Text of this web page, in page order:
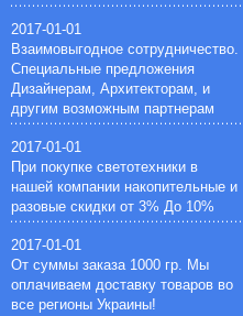
2017-01-01
Взаимовыгодное сотрудничество.
Специальные предложения
Дизайнерам, Архитекторам, и
другим возможным партнерам
2017-01-01
При покупке светотехники в
нашей компании накопительные и
разовые скидки от 3% До 10%
2017-01-01
От суммы заказа 1000 гр. Мы
оплачиваем доставку товаров во
все регионы Украины!